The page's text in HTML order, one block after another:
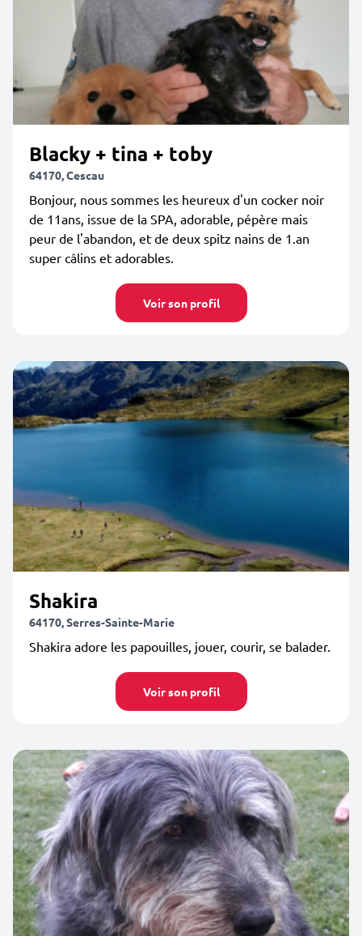
Blacky + tina + toby
64170, Cescau
Bonjour, nous sommes les heureux d'un cocker noir
de 11ans, issue de la SPA, adorable, pépère mais
peur de l'abandon, et de deux spitz nains de 1.an
super câlins et adorables.
Voir son profil
Shakira
64170, Serres-Sainte-Marie
Shakira adore les papouilles, jouer, courir, se balader.
Voir son profil